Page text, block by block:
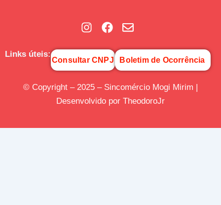
Links úteis:
Consultar CNPJ Boletim de Ocorrência
© Copyright – 2025 – Sincomércio Mogi Mirim |
Desenvolvido por TheodoroJr